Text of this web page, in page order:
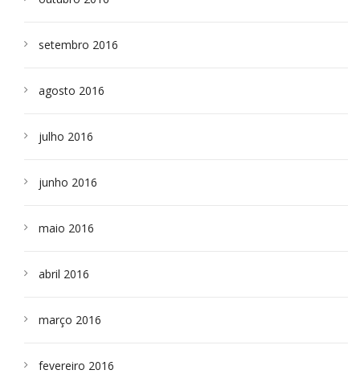
setembro 2016
agosto 2016
julho 2016
junho 2016
maio 2016
abril 2016
março 2016
fevereiro 2016